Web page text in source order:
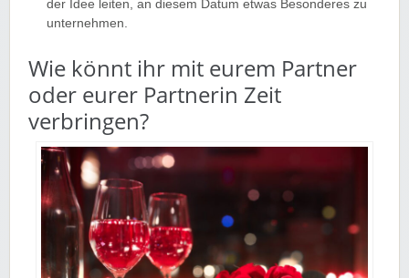
der Idee leiten, an diesem Datum etwas Besonderes zu
unternehmen.
Wie könnt ihr mit eurem Partner
oder eurer Partnerin Zeit
verbringen?